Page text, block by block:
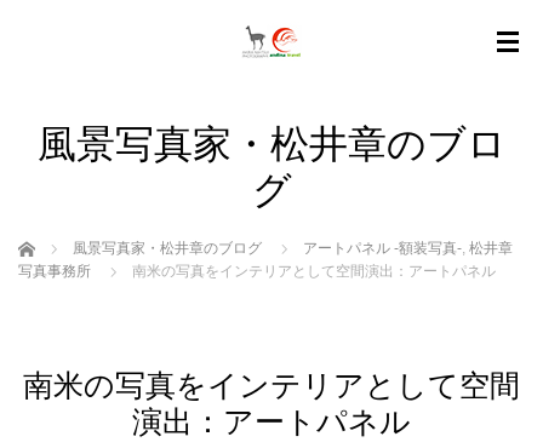
風景写真家・松井章のブロ
グ
ホーム 風景写真家・松井章のブログ アートパネル -額装写真-, 松井章
写真事務所
南米の写真をインテリアとして空間演出：アートパネル
南米の写真をインテリアとして空間
演出：アートパネル